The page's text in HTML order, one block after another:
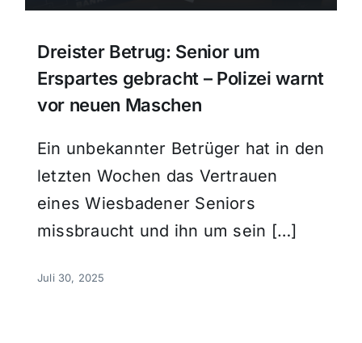
Dreister Betrug: Senior um
Erspartes gebracht – Polizei warnt
vor neuen Maschen
Ein unbekannter Betrüger hat in den
letzten Wochen das Vertrauen
eines Wiesbadener Seniors
missbraucht und ihn um sein […]
Juli 30, 2025